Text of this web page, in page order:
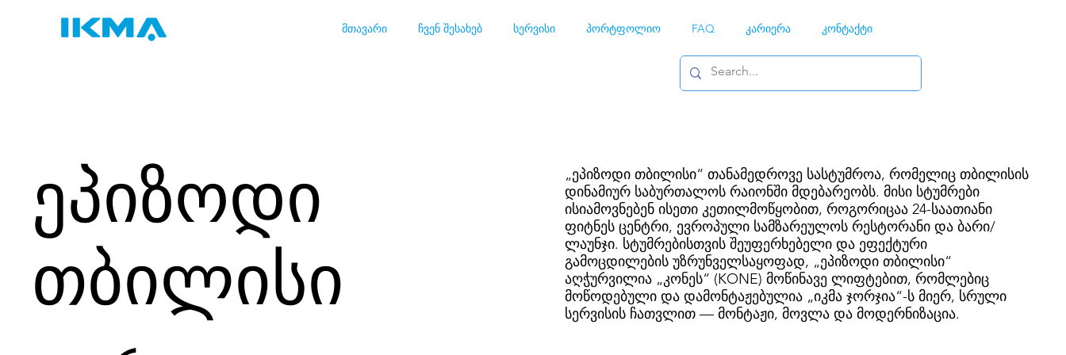
მთავარი ჩვენ შესახებ სერვისი პორტფოლიო FAQ კარიერა კონტაქტი
ეპიზოდი
თბილისი
„ეპიზოდი თბილისი“ თანამედროვე სასტუმროა, რომელიც თბილისის
დინამიურ საბურთალოს რაიონში მდებარეობს. მისი სტუმრები
ისიამოვნებენ ისეთი კეთილმოწყობით, როგორიცაა 24-საათიანი
ფიტნეს ცენტრი, ევროპული სამზარეულოს რესტორანი და ბარი/
ლაუნჯი. სტუმრებისთვის შეუფერხებელი და ეფექტური
გამოცდილების უზრუნველსაყოფად, „ეპიზოდი თბილისი“
აღჭურვილია „კონეს“ (KONE) მოწინავე ლიფტებით, რომლებიც
მოწოდებული და დამონტაჟებულია „იკმა ჯორჯია“-ს მიერ, სრული
სერვისის ჩათვლით — მონტაჟი, მოვლა და მოდერნიზაცია.